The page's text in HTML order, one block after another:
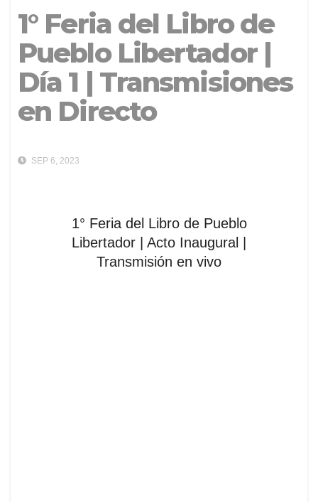
1° Feria del Libro de
Pueblo Libertador |
Día 1 | Transmisiones
en Directo
SEP 6, 2023
1° Feria del Libro de Pueblo
Libertador | Acto Inaugural |
Transmisión en vivo